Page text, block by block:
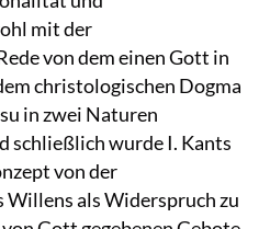
mit der
von dem einen Gott in
christologischen Dogma
in zwei Naturen
schließlich wurde I. Kants
von der
Willens als Widerspruch zu